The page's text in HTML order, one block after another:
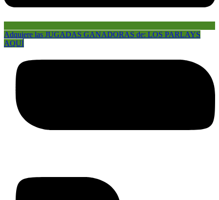
Adquiere las JUGADAS GANADORAS de: LOS PARLAYS
AQUÍ